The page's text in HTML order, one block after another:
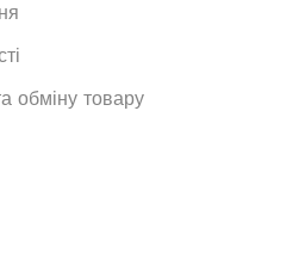
обміну товару